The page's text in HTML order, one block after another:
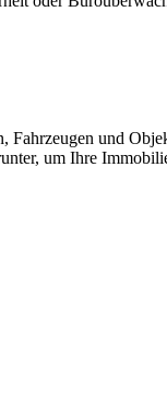
und
um Ihre